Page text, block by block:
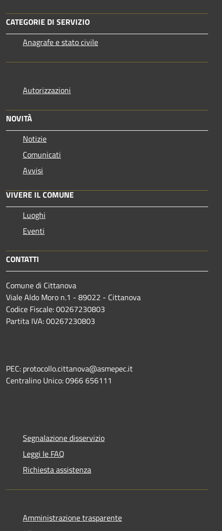
CATEGORIE DI SERVIZIO
Anagrafe e stato civile
Autorizzazioni
NOVITÀ
Notizie
Comunicati
Avvisi
VIVERE IL COMUNE
Luoghi
Eventi
CONTATTI
Comune di Cittanova
Viale Aldo Moro n.1 - 89022 - Cittanova
Codice Fiscale: 00267230803
Partita IVA: 00267230803
PEC: protocollo.cittanova@asmepec.it
Centralino Unico: 0966 656111
Segnalazione disservizio
Leggi le FAQ
Richiesta assistenza
Amministrazione trasparente